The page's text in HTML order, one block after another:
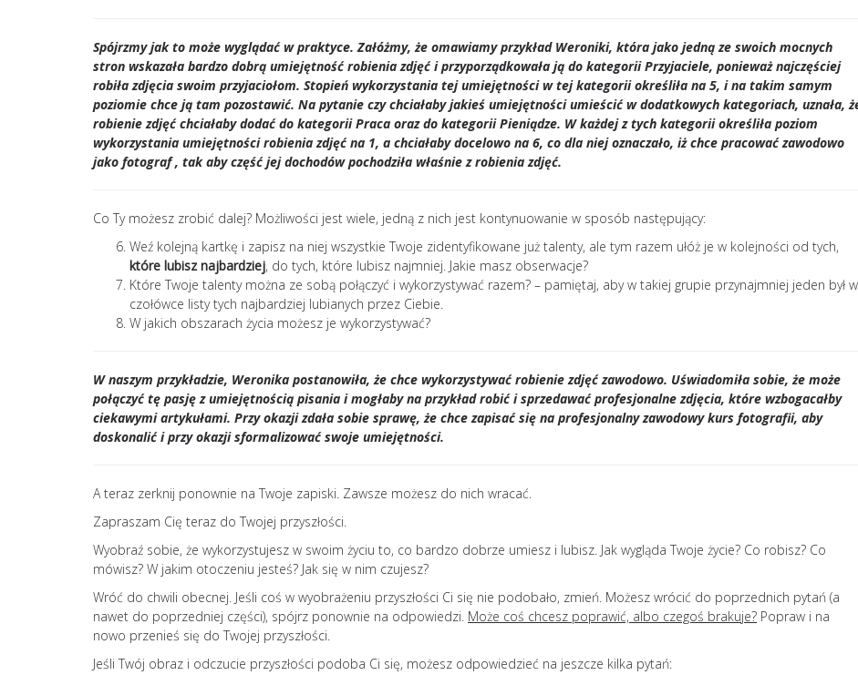
Spójrzmy jak to może wyglądać w praktyce. Załóżmy, że omawiamy przykład Weroniki, która jako jedną ze swoich mocnych
stron wskazała bardzo dobrą umiejętność robienia zdjęć i przyporządkowała ją do kategorii Przyjaciele, ponieważ najczęściej
robiła zdjęcia swoim przyjaciołom. Stopień wykorzystania tej umiejętności w tej kategorii określiła na 5, i na takim samym
poziomie chce ją tam pozostawić. Na pytanie czy chciałaby jakieś umiejętności umieścić w dodatkowych kategoriach, uznała,
robienie zdjęć chciałaby dodać do kategorii Praca oraz do kategorii Pieniądze. W każdej z tych kategorii określiła poziom
wykorzystania umiejętności robienia zdjęć na 1, a chciałaby docelowo na 6, co dla niej oznaczało, iż chce pracować zawodowo
jako fotograf , tak aby część jej dochodów pochodziła właśnie z robienia zdjęć.
Co Ty możesz zrobić dalej? Możliwości jest wiele, jedną z nich jest kontynuowanie w sposób następujący:
Weź kolejną kartkę i zapisz na niej wszystkie Twoje zidentyfikowane już talenty, ale tym razem ułóż je w kolejności od tych,
które lubisz najbardziej, do tych, które lubisz najmniej. Jakie masz obserwacje?
Które Twoje talenty można ze sobą połączyć i wykorzystywać razem? – pamiętaj, aby w takiej grupie przynajmniej jeden był w
czołówce listy tych najbardziej lubianych przez Ciebie.
W jakich obszarach życia możesz je wykorzystywać?
W naszym przykładzie, Weronika postanowiła, że chce wykorzystywać robienie zdjęć zawodowo. Uświadomiła sobie, że może
połączyć tę pasję z umiejętnością pisania i mogłaby na przykład robić i sprzedawać profesjonalne zdjęcia, które wzbogacałby
ciekawymi artykułami. Przy okazji zdała sobie sprawę, że chce zapisać się na profesjonalny zawodowy kurs fotografii, aby
doskonalić i przy okazji sformalizować swoje umiejętności.
A teraz zerknij ponownie na Twoje zapiski. Zawsze możesz do nich wracać.
Zapraszam Cię teraz do Twojej przyszłości.
Wyobraź sobie, że wykorzystujesz w swoim życiu to, co bardzo dobrze umiesz i lubisz. Jak wygląda Twoje życie? Co robisz? Co
mówisz? W jakim otoczeniu jesteś? Jak się w nim czujesz?
Wróć do chwili obecnej. Jeśli coś w wyobrażeniu przyszłości Ci się nie podobało, zmień. Możesz wrócić do poprzednich pytań (a
nawet do poprzedniej części), spójrz ponownie na odpowiedzi. Może coś chcesz poprawić, albo czegoś brakuje? Popraw i na
nowo przenieś się do Twojej przyszłości.
Jeśli Twój obraz i odczucie przyszłości podoba Ci się, możesz odpowiedzieć na jeszcze kilka pytań: